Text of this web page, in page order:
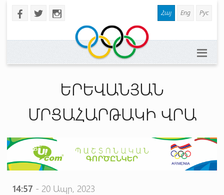
b a x Հայ Eng Рус
ԵՐԵՎԱՆՅԱՆ
ՄՐՑԱՀԱՐԹԱԿԻ ՎՐԱ
14:57 - 20 Ապր, 2023